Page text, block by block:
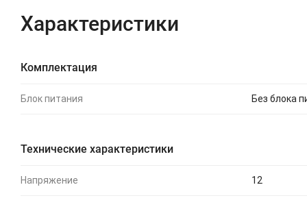
Характеристики
Комплектация
Блок питания Без блока
Технические характеристики
Напряжение 12